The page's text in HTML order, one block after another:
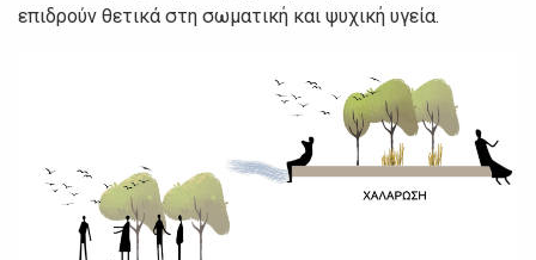
επιδρούν θετικά στη σωματική και ψυχική υγεία.